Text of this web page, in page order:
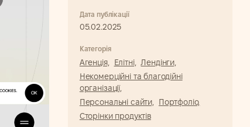
Дата публікації
05.02.2025
Категорія
Агенція, Елітні,
Лендінги,
Некомерційні та благодійні
організації,
Персональні сайти,
Портфоліо,
Сторінки продуктів